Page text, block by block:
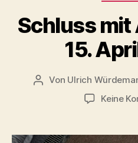
Schluss mit
15.
Beitragsautor
Von Ulrich
Keine